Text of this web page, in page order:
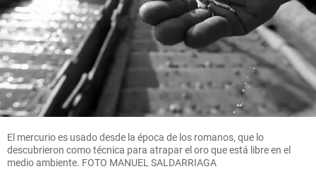
El mercurio es usado desde la época de los romanos, que lo
descubrieron como técnica para atrapar el oro que está libre en el
medio ambiente. FOTO MANUEL SALDARRIAGA